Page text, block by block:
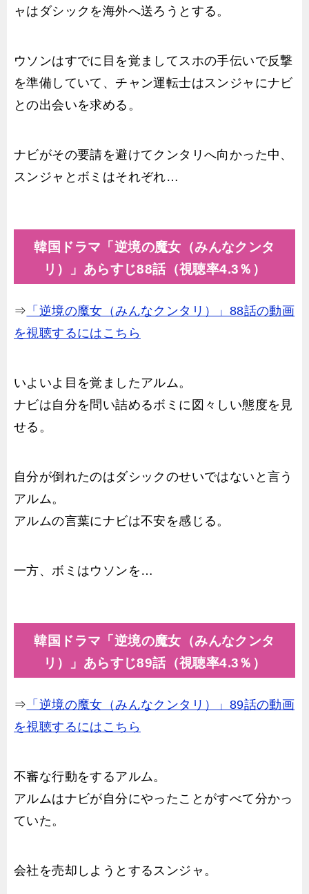
ャはダシックを海外へ送ろうとする。
ウソンはすでに目を覚ましてスホの手伝いで反撃
を準備していて、チャン運転士はスンジャにナビ
との出会いを求める。
ナビがその要請を避けてクンタリへ向かった中、
スンジャとボミはそれぞれ…
韓国ドラマ「逆境の魔女（みんなクンタ
リ）」あらすじ88話（視聴率4.3％）
⇒ 「逆境の魔女（みんなクンタリ）」88話の動画
を視聴するにはこちら
いよいよ目を覚ましたアルム。
ナビは自分を問い詰めるボミに図々しい態度を見
せる。
自分が倒れたのはダシックのせいではないと言う
アルム。
アルムの言葉にナビは不安を感じる。
一方、ボミはウソンを…
韓国ドラマ「逆境の魔女（みんなクンタ
リ）」あらすじ89話（視聴率4.3％）
⇒ 「逆境の魔女（みんなクンタリ）」89話の動画
を視聴するにはこちら
不審な行動をするアルム。
アルムはナビが自分にやったことがすべて分かっ
ていた。
会社を売却しようとするスンジャ。